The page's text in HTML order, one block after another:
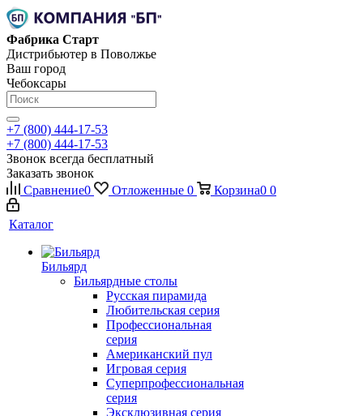
Фабрика Старт
Дистрибьютер в Поволжье
Ваш город
Чебоксары
+7 (800) 444-17-53
+7 (800) 444-17-53
Звонок всегда бесплатный
Заказать звонок
Сравнение0 Отложенные 0 Корзина0 0
Каталог
Бильярд
Бильярдные столы
Русская пирамида
Любительская серия
Профессиональная
серия
Американский пул
Игровая серия
Суперпрофессиональная
серия
Эксклюзивная серия